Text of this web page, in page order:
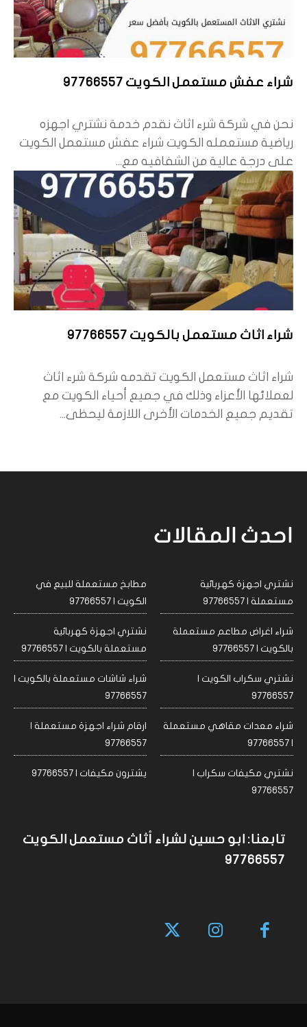
شراء عفش مستعمل الكويت 97766557
نحن في شركة شرء اثاث نقدم خدمة نشتري اجهزه
رياضية مستعمله الكويت شراء عفش مستعمل الكويت
على درجة عالية من الشفافيه مع...
شراء اثاث مستعمل بالكويت 97766557
شراء اثاث مستعمل الكويت تقدمه شركة شرء اثاث
لعملائها الأعزاء وذلك في جميع أحياء الكويت مع
تقديم جميع الخدمات الأخرى اللازمة ليحظى...
احدث المقالات
نشتري اجهزة كهربائية
مستعملة | 97766557
مطابخ مستعملة للبيع في
الكويت | 97766557
شراء اغراض مطاعم مستعملة
بالكويت | 97766557
نشتري اجهزة كهربائية
مستعملة بالكويت | 97766557
نشتري سكراب الكويت |
97766557
شراء شاشات مستعملة بالكويت |
97766557
شراء معدات مقاهي مستعملة
| 97766557
ارقام شراء اجهزة مستعملة |
97766557
نشتري مكيفات سكراب |
97766557
يشترون مكيفات | 97766557
تابعنا: ابو حسين لشراء أثاث مستعمل الكويت
97766557